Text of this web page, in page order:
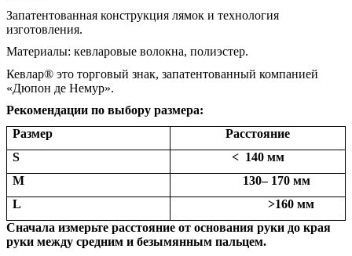
Запатентованная конструкция лямок и технология
изготовления.
Материалы: кевларовые волокна, полиэстер.
Кевлар® это торговый знак, запатентованный компанией
«Дюпон де Немур».
Рекомендации по выбору размера:
Размер
Расстояние
S
< 140 мм
M
130– 170 мм
L
>160 мм
Сначала измерьте расстояние от основания руки до края
руки между средним и безымянным пальцем.